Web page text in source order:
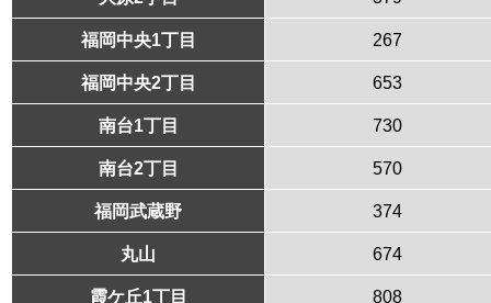
福岡中央1丁目 267
福岡中央2丁目 653
南台1丁目 730
南台2丁目 570
福岡武蔵野 374
丸山 674
霞ケ丘1丁目 808